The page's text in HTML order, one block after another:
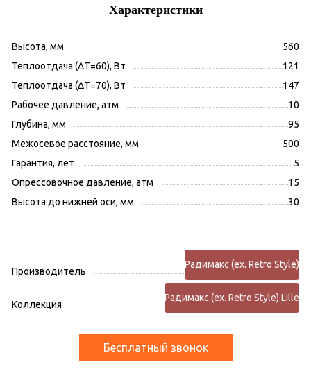
Характеристики
Высота, мм
560
Теплоотдача (ΔT=60), Вт
121
Теплоотдача (ΔT=70), Вт
147
Рабочее давление, атм
10
Глубина, мм
95
Межосевое расстояние, мм
500
Гарантия, лет
5
Опрессовочное давление, атм
15
Высота до нижней оси, мм
30
Производитель
Радимакс (ex. Retro Style)
Коллекция
Радимакс (ex. Retro Style) Lille
Бесплатный звонок